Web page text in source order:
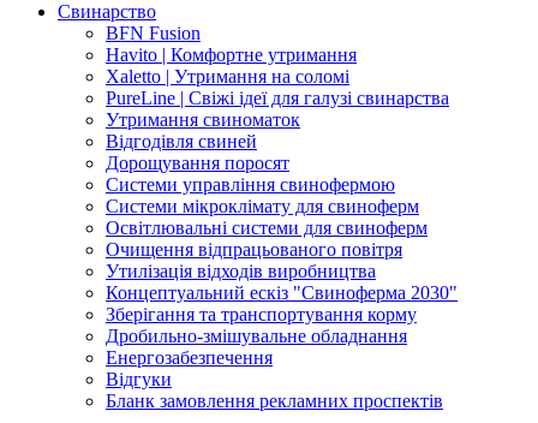
Свинарство
BFN Fusion
Havito | Комфортне утримання
Xaletto | Утримання на соломі
PureLine | Свіжі ідеї для галузі свинарства
Утримання свиноматок
Відгодівля свиней
Дорощування поросят
Системи управління свинофермою
Системи мікроклімату для свиноферм
Освітлювальні системи для свиноферм
Очищення відпрацьованого повітря
Утилізація відходів виробництва
Концептуальний ескіз "Свиноферма 2030"
Зберігання та транспортування корму
Дробильно-змішувальне обладнання
Енергозабезпечення
Відгуки
Бланк замовлення рекламних проспектів